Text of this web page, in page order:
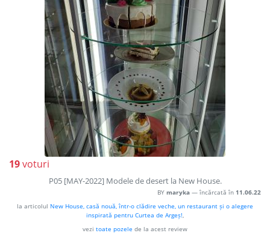
19voturi
P05 [MAY-2022] Modele de desert la New House.
BY maryka — încărcată în 11.06.22
la articolul New House, casă nouă, într-o clădire veche, un restaurant și o alegere
inspirată pentru Curtea de Argeș!,
vezi toate pozele de la acest review